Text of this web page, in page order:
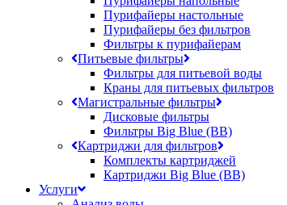
Пурифайеры настольные
Пурифайеры без фильтров
Фильтры к пурифайерам
Питьевые фильтры
Фильтры для питьевой воды
Краны для питьевых фильтров
Магистральные фильтры
Дисковые фильтры
Фильтры Big Blue (BB)
Картриджи для фильтров
Комплекты картриджей
Картриджи Big Blue (BB)
Услуги